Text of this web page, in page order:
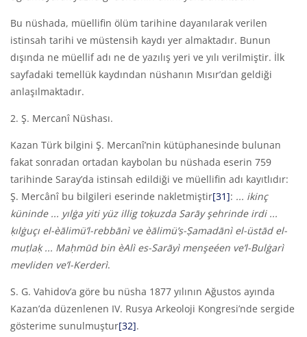
Bu nüshada, müellifin ölüm tarihine dayanılarak verilen
istinsah tarihi ve müstensih kaydı yer almaktadır. Bunun
dışında ne müellif adı ne de yazılış yeri ve yılı verilmiştir. İlk
sayfadaki temellük kaydından nüshanın Mısır’dan geldiği
anlaşılmaktadır.
2. Ş. Mercanî Nüshası.
Kazan Türk bilgini Ş. Mercanî’nin kütüphanesinde bulunan
fakat sonradan ortadan kaybolan bu nüshada eserin 759
tarihinde Saray’da istinsah edildiği ve müellifin adı kayıtlıdır:
Ş. Mercânî bu bilgileri eserinde nakletmiştir[31]: ... ikinç
küninde ... yılġa yiti yüz illig toḳuzda Sarāy şehrinde irdi ...
ḳılġuçı el-èālimü’l-rebbānìve èālimü’ṣ-Ṣamadānìel-üstād el-
muṭlaḳ ... Maḥmūd bin èAlìes-Sarāyìmenşeéen ve’l-Bulġarì
mevliden ve’l-Kerderì.
S. G. Vahidov’a göre bu nüsha 1877 yılının Ağustos ayında
Kazan’da düzenlenen IV. Rusya Arkeoloji Kongresi’nde sergide
gösterime sunulmuştur[32].